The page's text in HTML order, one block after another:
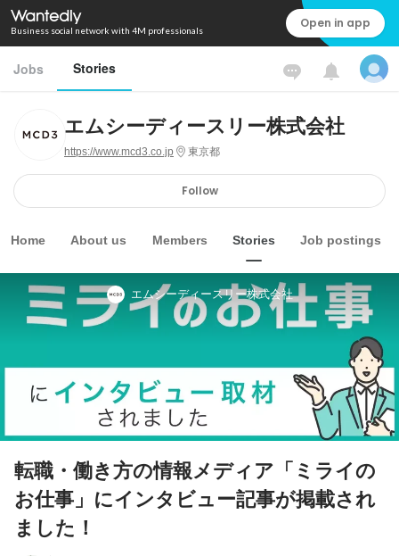
Business social network with 4M professionals Open in app
Jobs Stories
エムシーディースリー株式会社
https://www.mcd3.co.jp 東京都
Follow
Home About us Members Stories Job postings
エムシーディースリー株式会社
転職・働き方の情報メディア「ミライの
お仕事」にインタビュー記事が掲載され
ました！